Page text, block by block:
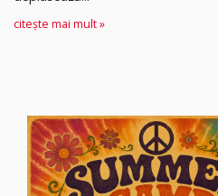
citește mai mult »